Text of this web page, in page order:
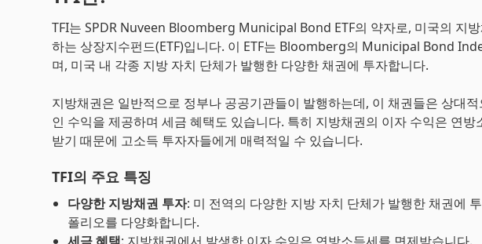
TFI는 SPDR Nuveen Bloomberg Municipal Bond ETF의 약자로, 미국의 지
하는 상장지수펀드(ETF)입니다. 이 ETF는 Bloomberg의 Municipal Bond
며, 미국 내 각종 지방 자치 단체가 발행한 다양한 채권에 투자합니다.
지방채권은 일반적으로 정부나 공공기관들이 발행하는데, 이 채권들은 상대적
인 수익을 제공하며 세금 혜택도 있습니다. 특히 지방채권의 이자 수익은 연방
받기 때문에 고소득 투자자들에게 매력적일 수 있습니다.
TFI의 주요 특징
다양한 지방채권 투자: 미 전역의 다양한 지방 자치 단체가 발행한 채권에
폴리오를 다양화합니다.